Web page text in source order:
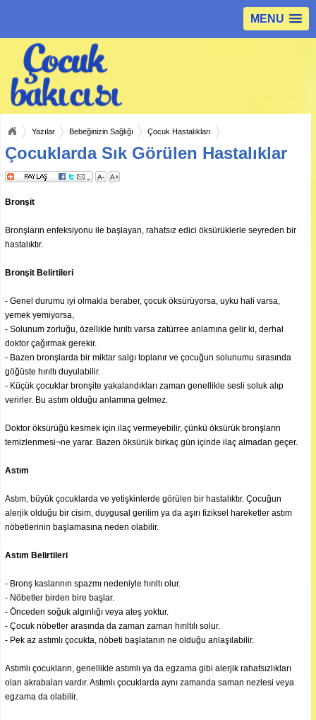
MENU
Yazılar Bebeğinizin Sağlığı Çocuk Hastalıkları
Çocuklarda Sık Görülen Hastalıklar
A- A+
Bronşit
Bronşların enfeksiyonu ile başlayan, rahatsız edici öksürüklerle seyreden bir
hastalıktır.
Bronşit Belirtileri
- Genel durumu iyi olmakla beraber, çocuk öksürüyorsa, uyku hali varsa,
yemek yemiyorsa,
- Solunum zorluğu, özellikle hırıltı varsa zatürree anlamına gelir ki, derhal
doktor çağırmak gerekir.
- Bazen bronşlarda bir miktar salgı toplanır ve çocuğun solunumu sırasında
göğüste hırıltı duyulabilir.
- Küçük çocuklar bronşite yakalandıkları zaman genellikle sesli soluk alıp
verirler. Bu astım olduğu anlamına gelmez.
Doktor öksürüğü kesmek için ilaç vermeyebilir, çünkü öksürük bronşların
temizlenmesi¬ne yarar. Bazen öksürük birkaç gün içinde ilaç almadan geçer.
Astım
Astım, büyük çocuklarda ve yetişkinlerde görülen bir hastalıktır. Çocuğun
alerjik olduğu bir cisim, duygusal gerilim ya da aşırı fiziksel hareketler astım
nöbetlerinin başlamasına neden olabilir.
Astım Belirtileri
- Bronş kaslarının spazmı nedeniyle hırıltı olur.
- Nöbetler birden bire başlar.
- Önceden soğuk algınlığı veya ateş yoktur.
- Çocuk nöbetler arasında da zaman zaman hırıltılı solur.
- Pek az astımlı çocukta, nöbeti başlatanın ne olduğu anlaşılabilir.
Astımlı çocukların, genellikle astımlı ya da egzama gibi alerjik rahatsızlıkları
olan akrabaları vardır. Astımlı çocuklarda aynı zamanda saman nezlesi veya
egzama da olabilir.